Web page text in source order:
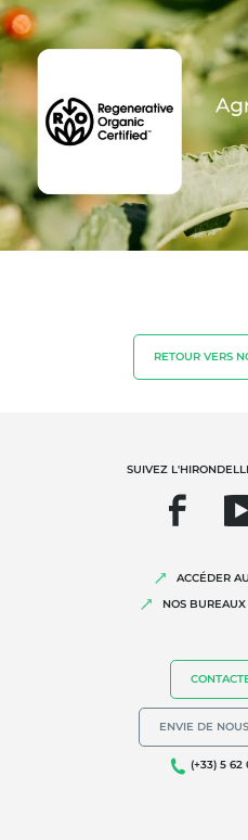
NOS EXPERTISES
Agriculture durable
Qualité et securité alimentaire
Allégations
RETOUR VERS
SUIVEZ
ACCÉDER
NOS
ENVIE DE
(+33) 5